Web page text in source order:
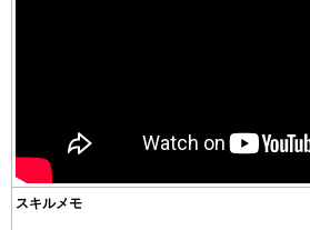
スキルメモ